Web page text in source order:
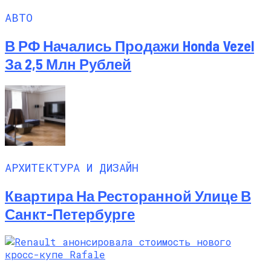
АВТО
В РФ Начались Продажи Honda Vezel
За 2,5 Млн Рублей
АРХИТЕКТУРА И ДИЗАЙН
Квартира На Ресторанной Улице В
Санкт-Петербурге